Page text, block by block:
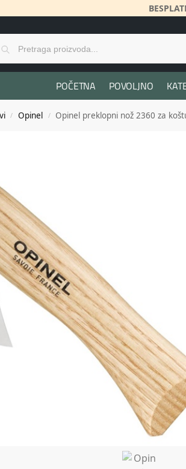
POČETNA POVOLJNO
/ Opinel / Opinel preklopni nož 2360 za